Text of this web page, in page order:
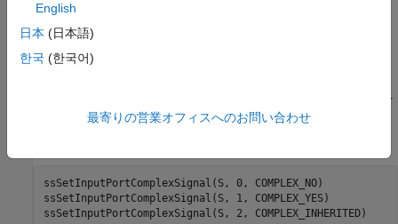
Examples
Assume that an S-function has three input ports. The first input
accepts complex signals. The third port accepts signals of either
type. The following example specifies the correct numeric type
ssSetInputPortComplexSignal(S, 0, COMPLEX_NO)
ssSetInputPortComplexSignal(S, 1, COMPLEX_YES)
English
日本 (日本語)
한국 (한국어)
最寄りの営業オフィスへのお問い合わせ